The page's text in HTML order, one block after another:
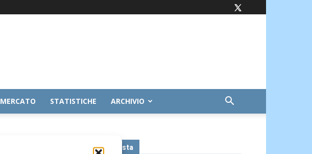
MERCATO STATISTICHE ARCHIVIO
Leggi la rivista